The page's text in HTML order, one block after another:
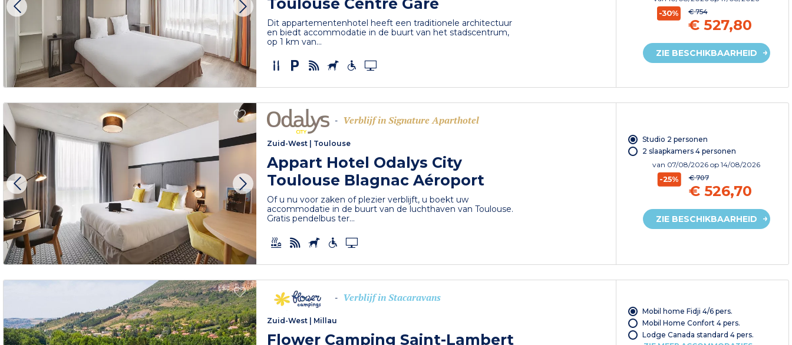
Dit appartementenhotel heeft een traditionele architectuur
en biedt accommodatie in de buurt van het stadscentrum,
op 1 km van...
-30% € 754
€ 527,80
ZIE BESCHIKBAARHEID
- Verblijf in Signature Aparthotel
Zuid-West Toulouse
Appart Hotel Odalys City
Toulouse Blagnac Aéroport
Of u nu voor zaken of plezier verblijft, u boekt uw
accommodatie in de buurt van de luchthaven van Toulouse.
Gratis pendelbus ter...
Studio 2 personen
2 slaapkamers 4 personen
van 07/08/2026op 14/08/2026
-25% € 707
€ 526,70
ZIE BESCHIKBAARHEID
- Verblijf in Stacaravans
Zuid-West Millau
Flower Camping Saint-Lambert
Mobil home Fidji 4/6 pers.
Mobil Home Confort 4 pers.
Lodge Canada standard 4 pers.